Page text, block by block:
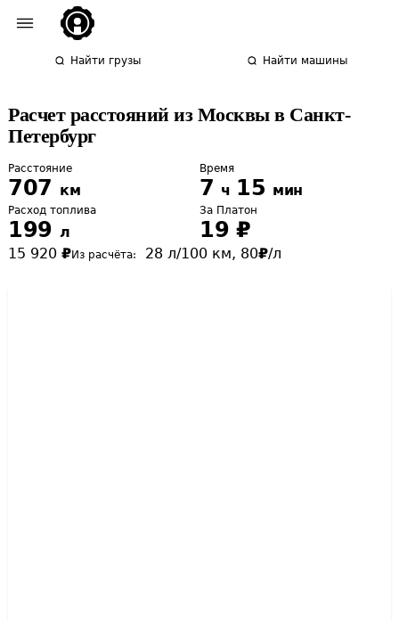
Найти грузы Найти машины
Расчет расстояний из Москвы в Санкт-
Петербург
Расстояние
707 км
Время
7 ч 15 мин
Расход топлива
199 л
За Платон
19 ₽
15 920 ₽Из расчёта: 28 л/100 км, 80₽/л